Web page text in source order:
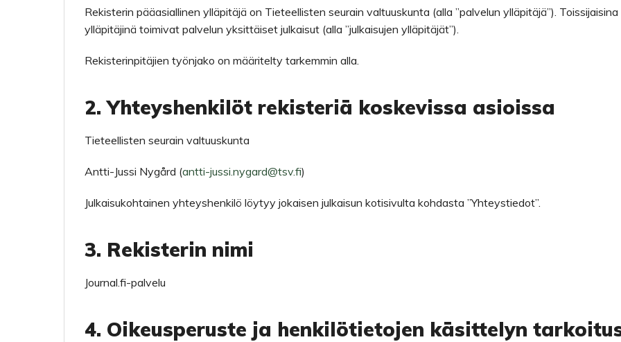
Rekisterin pääasiallinen ylläpitäjä on Tieteellisten seurain valtuuskunta (alla ”palvelun ylläpitäjä”). Toissijaisina
ylläpitäjinä toimivat palvelun yksittäiset julkaisut (alla ”julkaisujen ylläpitäjät”).
Rekisterinpitäjien työnjako on määritelty tarkemmin alla.
2. Yhteyshenkilöt rekisteriä koskevissa asioissa
Tieteellisten seurain valtuuskunta
Antti-Jussi Nygård (antti-jussi.nygard@tsv.fi)
Julkaisukohtainen yhteyshenkilö löytyy jokaisen julkaisun kotisivulta kohdasta ”Yhteystiedot”.
3. Rekisterin nimi
Journal.fi-palvelu
4. Oikeusperuste ja henkilötietojen käsittelyn